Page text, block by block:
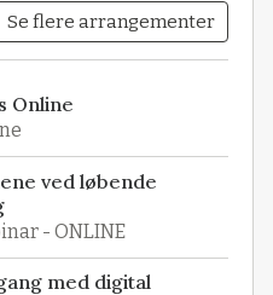
Se flere arrangementer
Online
ved løbende
- ONLINE
med digital